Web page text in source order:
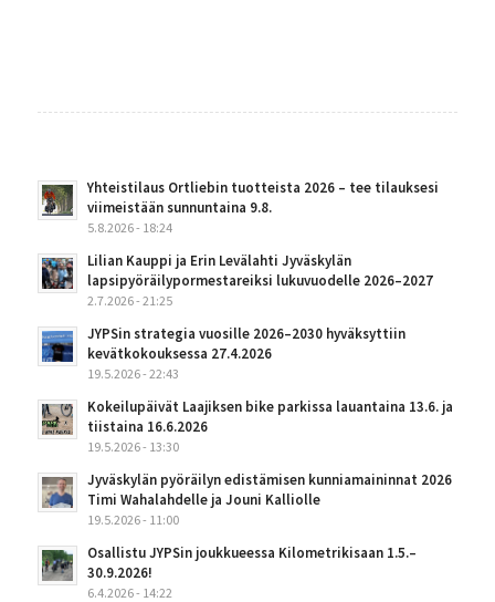
Yhteistilaus Ortliebin tuotteista 2026 – tee tilauksesi
viimeistään sunnuntaina 9.8.
5.8.2026 - 18:24
Lilian Kauppi ja Erin Levälahti Jyväskylän
lapsipyöräilypormestareiksi lukuvuodelle 2026–2027
2.7.2026 - 21:25
JYPSin strategia vuosille 2026–2030 hyväksyttiin
kevätkokouksessa 27.4.2026
19.5.2026 - 22:43
Kokeilupäivät Laajiksen bike parkissa lauantaina 13.6. ja
tiistaina 16.6.2026
19.5.2026 - 13:30
Jyväskylän pyöräilyn edistämisen kunniamaininnat 2026
Timi Wahalahdelle ja Jouni Kalliolle
19.5.2026 - 11:00
Osallistu JYPSin joukkueessa Kilometrikisaan 1.5.–
30.9.2026!
6.4.2026 - 14:22